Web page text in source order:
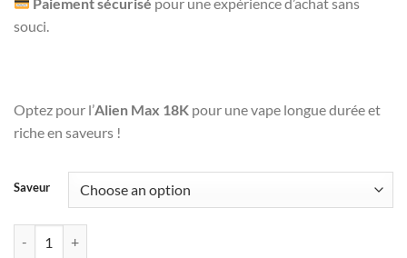
souci.
Optez pour l’Alien Max 18K pour une vape longue durée et
riche en saveurs !
Saveur